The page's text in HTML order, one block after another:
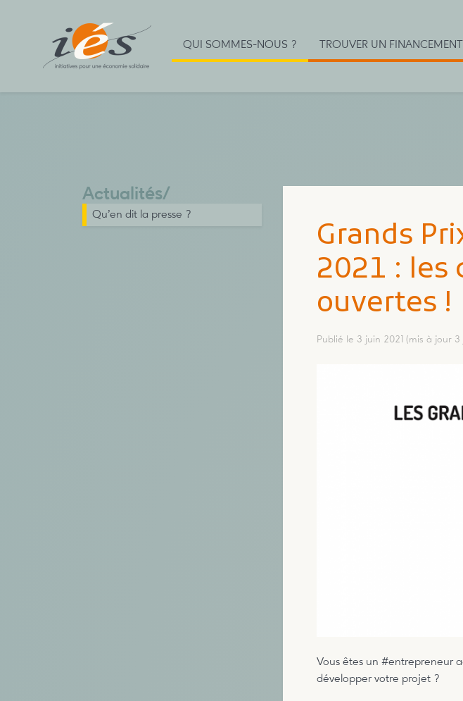
QUI SOMMES-NOUS ? TROUVER UN FINANCEMENT
Grands
2021 : les
ouvertes !
Publié le 3 juin 2021 (mis à jour 3
Vous êtes un #entrepreneur
développer votre projet ?
Actualités/
Qu’en dit la presse ?